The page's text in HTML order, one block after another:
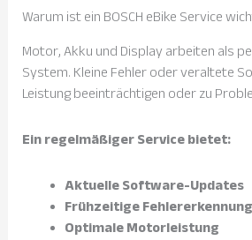
Warum ist ein BOSCH eBike Service
Motor, Akku und Display arbeiten als
System. Kleine Fehler oder veraltete
Leistung beeinträchtigen oder zu
Ein regelmäßiger Service bietet:
Aktuelle Software-Updates
Frühzeitige Fehlererkennung
Optimale Motorleistung